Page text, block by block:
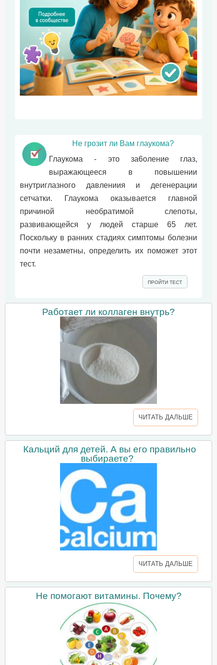
Не грозит ли Вам глаукома?
Глаукома - это за6оление глаз,
выражающееся в повышении
внyтpиглазного давлениия и дегенерации
сетчатки. Глаукома оказывается главной
причиной необратимой слепоты,
развивающейся у людей старше 65 лет.
Поскольку в ранних стадиях симптомы болезни
почти незаметны, определить их поможет этот
тест.
ПРОЙТИ ТЕСТ
Работает ли коллаген внутрь?
ЧИТАТЬ ДАЛЬШЕ
Кальций для детей. А вы его правильно
выбираете?
ЧИТАТЬ ДАЛЬШЕ
Не помогают витамины. Почему?